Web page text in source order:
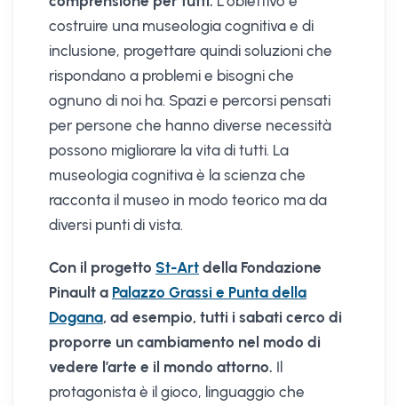
costruire una museologia cognitiva e di
inclusione, progettare quindi soluzioni che
rispondano a problemi e bisogni che
ognuno di noi ha. Spazi e percorsi pensati
per persone che hanno diverse necessità
possono migliorare la vita di tutti. La
museologia cognitiva è la scienza che
racconta il museo in modo teorico ma da
diversi punti di vista.
Con il progetto St-Art della Fondazione
Pinault a Palazzo Grassi e Punta della
Dogana, ad esempio, tutti i sabati cerco di
proporre un cambiamento nel modo di
vedere l’arte e il mondo attorno. Il
protagonista è il gioco, linguaggio che